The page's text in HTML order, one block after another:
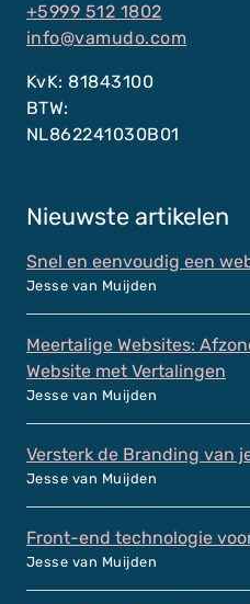
+5999 512 1802
info@vamudo.com
KvK: 81843100
BTW:
NL862241030B01
Nieuwste artikelen
Snel en eenvoudig een
Jesse van Muijden
Meertalige Websites:
Website met Vertalingen
Jesse van Muijden
Versterk de Branding van
Jesse van Muijden
Front-end technologie
Jesse van Muijden